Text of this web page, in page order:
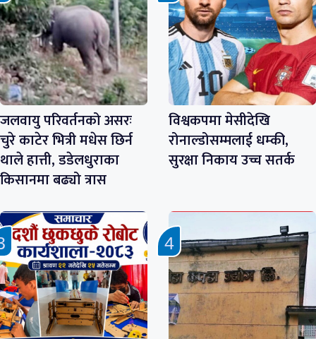
जलवायु परिवर्तनको असरः
चुरे काटेर भित्री मधेस छिर्न
थाले हात्ती, डडेलधुराका
किसानमा बढ्यो त्रास
विश्वकपमा मेसीदेखि
रोनाल्डोसम्मलाई धम्की,
सुरक्षा निकाय उच्च सतर्क